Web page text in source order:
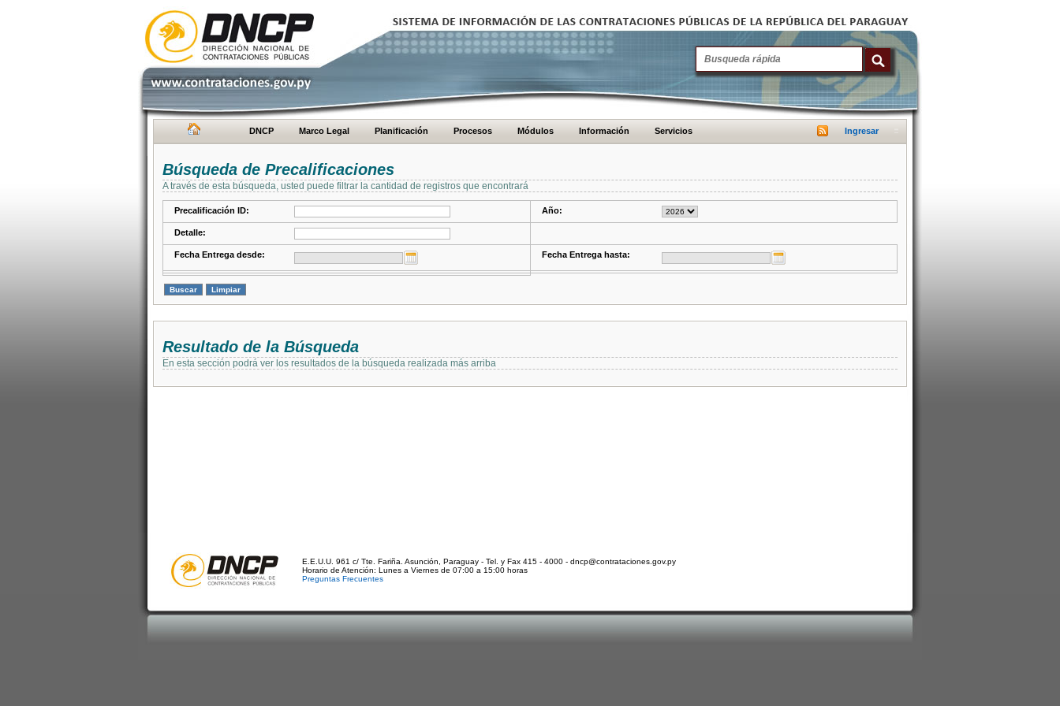
DNCP Marco Legal Planificación Procesos Módulos Información Servicios Ingresar
Búsqueda de Precalificaciones
A través de esta búsqueda, usted puede filtrar la cantidad de registros que encontrará
Precalificación ID: Año:
Detalle:
Fecha Entrega desde: Fecha Entrega hasta:
Resultado de la Búsqueda
En esta sección podrá ver los resultados de la búsqueda realizada más arriba
E.E.U.U. 961 c/ Tte. Fariña. Asunción, Paraguay - Tel. y Fax 415 - 4000 - dncp@contrataciones.gov.py
Horario de Atención: Lunes a Viernes de 07:00 a 15:00 horas
Preguntas Frecuentes